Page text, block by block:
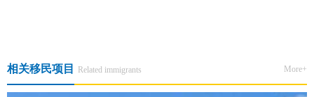
相关移民项目 Related immigrants More+